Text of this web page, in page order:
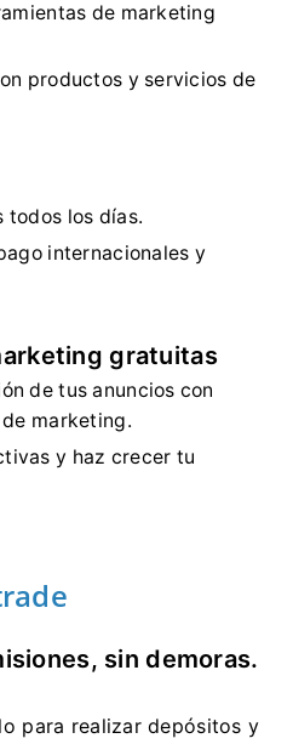
de marketing
productos y servicios de
todos los días.
internacionales y
gratuitas
de tus anuncios con
marketing.
y haz crecer tu
sin demoras.
para realizar depósitos y